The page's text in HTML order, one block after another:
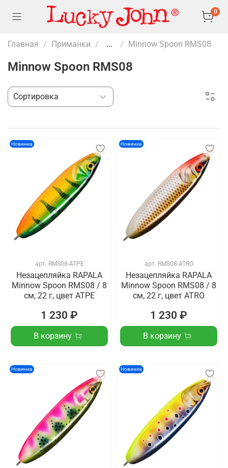
0
Главная Приманки ... Minnow Spoon RMS08
Minnow Spoon RMS08
Новинка
арт. RMS08-ATPE
Незацепляйка RAPALA
Minnow Spoon RMS08 / 8
см, 22 г, цвет ATPE
1 230 ₽
В корзину
Новинка
арт. RMS08-ATRO
Незацепляйка RAPALA
Minnow Spoon RMS08 / 8
см, 22 г, цвет ATRO
1 230 ₽
В корзину
Новинка Новинка